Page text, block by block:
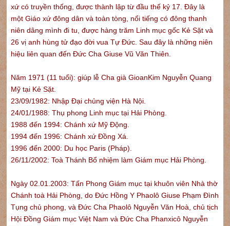
xứ có truyền thống, được thành lập từ đầu thế kỷ 17. Đây là
một Giáo xứ đông dân và toàn tòng, nổi tiếng có đông thanh
niên dâng mình đi tu, được hàng trăm Linh mục gốc Kẻ Sặt và
26 vị anh hùng tử đạo đời vua Tự Đức. Sau đây là những niên
hiệu liên quan đến Đức Cha Giuse Vũ Văn Thiên.
Năm 1971 (11 tuổi): giúp lễ Cha già GioanKim Nguyễn Quang
Mỹ tại Kẻ Sặt.
23/09/1982: Nhập Đại chủng viện Hà Nội.
24/01/1988: Thụ phong Linh mục tại Hải Phòng.
1988 đến 1994: Chánh xứ Mỹ Động.
1994 đến 1996: Chánh xứ Đồng Xá.
1996 đến 2000: Du học Paris (Pháp).
26/11/2002: Toà Thánh Bổ nhiệm làm Giám mục Hải Phòng.
Ngày 02.01.2003: Tấn Phong Giám mục tại khuôn viên Nhà thờ
Chánh toà Hải Phòng, do Đức Hồng Y Phaolô Giuse Phạm Đình
Tụng chủ phong, và Đức Cha Phaolô Nguyễn Văn Hoà, chủ tịch
Hội Đồng Giám mục Việt Nam và Đức Cha Phanxicô Nguyễn